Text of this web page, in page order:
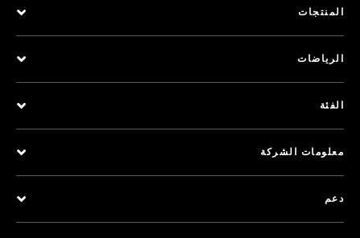
المنتجات
الرياضات
الفئة
معلومات الشركة
دعم